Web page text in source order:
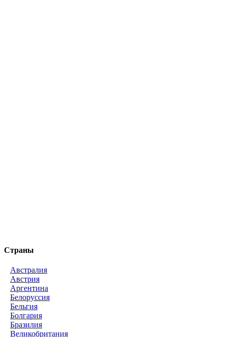
Страны
Австралия
Австрия
Аргентина
Белоруссия
Бельгия
Болгария
Бразилия
Великобритания